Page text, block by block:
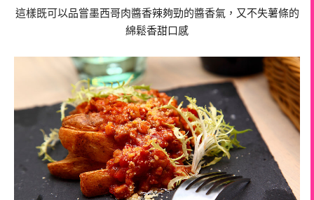
這樣既可以品嘗墨西哥肉醬香辣夠勁的醬香氣，又不失薯條的
綿鬆香甜口感